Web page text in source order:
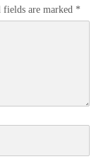
fields are marked *